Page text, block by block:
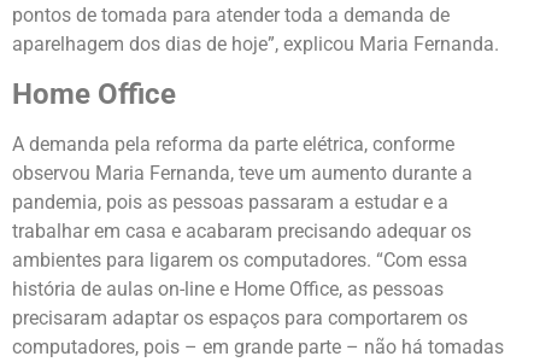
pontos de tomada para atender toda a demanda de
aparelhagem dos dias de hoje”, explicou Maria Fernanda.
Home Office
A demanda pela reforma da parte elétrica, conforme
observou Maria Fernanda, teve um aumento durante a
pandemia, pois as pessoas passaram a estudar e a
trabalhar em casa e acabaram precisando adequar os
ambientes para ligarem os computadores. “Com essa
história de aulas on-line e Home Office, as pessoas
precisaram adaptar os espaços para comportarem os
computadores, pois – em grande parte – não há tomadas